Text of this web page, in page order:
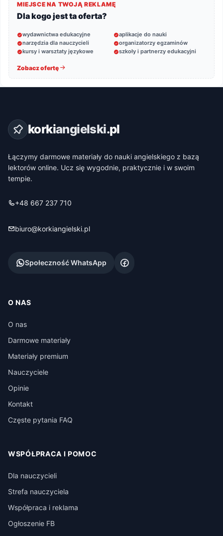
MIEJSCE NA TWOJĄ REKLAMĘ
Dla kogo jest ta oferta?
wydawnictwa edukacyjne
aplikacje do nauki
narzędzia dla nauczycieli
organizatorzy egzaminów
kursy i warsztaty językowe
szkoły i partnerzy edukacyjni
Zobacz ofertę
korkiangielski.pl
Łączymy darmowe materiały do nauki angielskiego z bazą
lektorów online. Ucz się wygodnie, praktycznie i w swoim
tempie.
+48 667 237 710
biuro@korkiangielski.pl
Społeczność WhatsApp
O NAS
O nas
Darmowe materiały
Materiały premium
Nauczyciele
Opinie
Kontakt
Częste pytania FAQ
WSPÓŁPRACA I POMOC
Dla nauczycieli
Strefa nauczyciela
Współpraca i reklama
Ogłoszenie FB